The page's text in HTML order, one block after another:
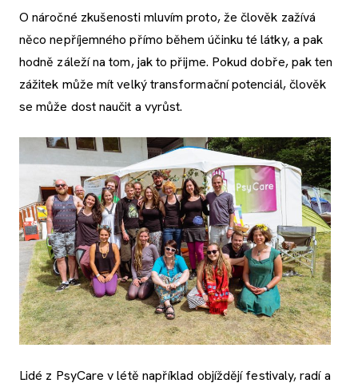
O náročné zkušenosti mluvím proto, že člověk zažívá
něco nepříjemného přímo během účinku té látky, a pak
hodně záleží na tom, jak to přijme. Pokud dobře, pak ten
zážitek může mít velký transformační potenciál, člověk
se může dost naučit a vyrůst.
Lidé z PsyCare v létě například objíždějí festivaly, radí a